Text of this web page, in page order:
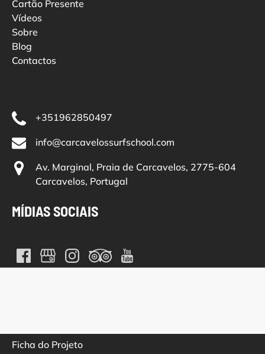
Cartão Presente
Vídeos
Sobre
Blog
Contactos
+351962850497
info@carcavelossurfschool.com
Av. Marginal, Praia de Carcavelos, 2775-604
Carcavelos, Portugal
MÍDIAS SOCIAIS
Ficha do Projeto